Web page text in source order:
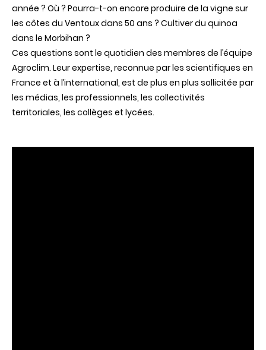
année ? Où ? Pourra-t-on encore produire de la vigne sur
les côtes du Ventoux dans 50 ans ? Cultiver du quinoa
dans le Morbihan ?
Ces questions sont le quotidien des membres de l’équipe
Agroclim. Leur expertise, reconnue par les scientifiques en
France et à l’international, est de plus en plus sollicitée par
les médias, les professionnels, les collectivités
territoriales, les collèges et lycées.